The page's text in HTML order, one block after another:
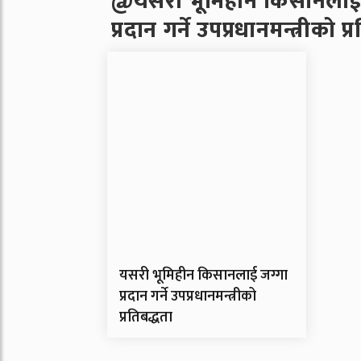
प्रदान गर्ने उपप्रधानमन्त्रीको
यसरी भूमिहीन किसानलाई जग्गा
प्रदान गर्ने उपप्रधानमन्त्रीको
प्रतिबद्धता